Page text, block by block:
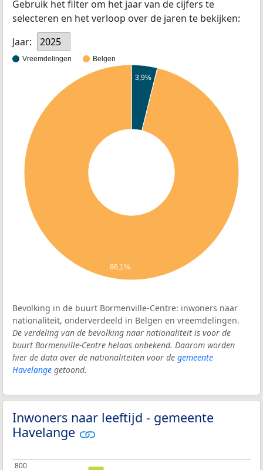
Gebruik het filter om het jaar van de cijfers te
selecteren en het verloop over de jaren te bekijken:
Jaar:
2025
Vreemdelingen Belgen
3,9%
96,1%
Bevolking in de buurt Bormenville-Centre: inwoners naar
nationaliteit, onderverdeeld in Belgen en vreemdelingen.
De verdeling van de bevolking naar nationaliteit is voor de
buurt Bormenville-Centre helaas onbekend. Daarom worden
hier de data over de nationaliteiten voor de gemeente
Havelange getoond.
Inwoners naar leeftijd - gemeente
Havelange
800
800